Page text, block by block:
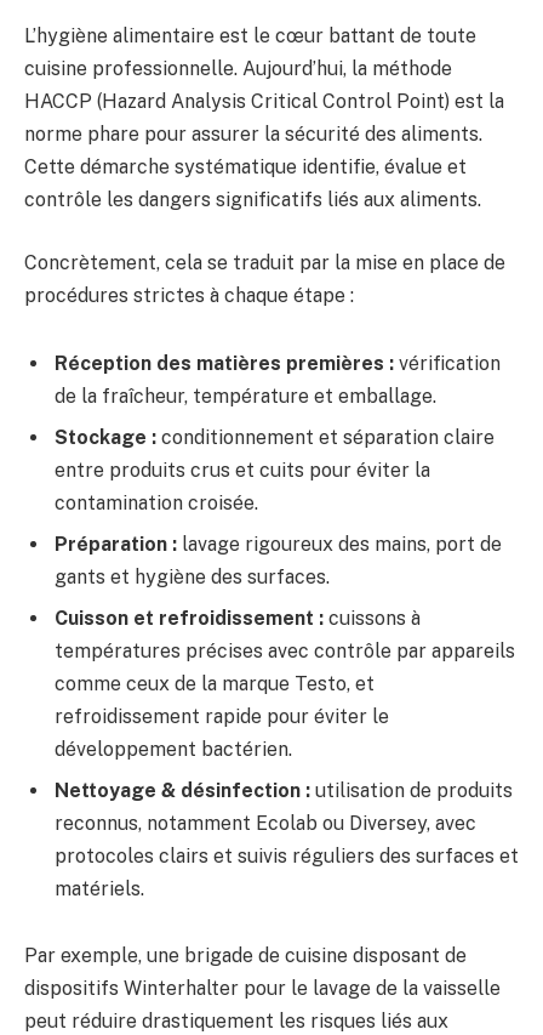
L’hygiène alimentaire est le cœur battant de toute
cuisine professionnelle. Aujourd’hui, la méthode
HACCP (Hazard Analysis Critical Control Point) est la
norme phare pour assurer la sécurité des aliments.
Cette démarche systématique identifie, évalue et
contrôle les dangers significatifs liés aux aliments.
Concrètement, cela se traduit par la mise en place de
procédures strictes à chaque étape :
Réception des matières premières : vérification
de la fraîcheur, température et emballage.
Stockage : conditionnement et séparation claire
entre produits crus et cuits pour éviter la
contamination croisée.
Préparation : lavage rigoureux des mains, port de
gants et hygiène des surfaces.
Cuisson et refroidissement : cuissons à
températures précises avec contrôle par appareils
comme ceux de la marque Testo, et
refroidissement rapide pour éviter le
développement bactérien.
Nettoyage & désinfection : utilisation de produits
reconnus, notamment Ecolab ou Diversey, avec
protocoles clairs et suivis réguliers des surfaces et
matériels.
Par exemple, une brigade de cuisine disposant de
dispositifs Winterhalter pour le lavage de la vaisselle
peut réduire drastiquement les risques liés aux